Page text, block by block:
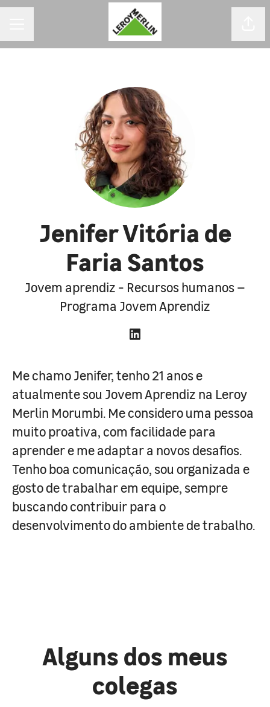
Jenifer Vitória de
Faria Santos
Jovem aprendiz - Recursos humanos –
Programa Jovem Aprendiz
Me chamo Jenifer, tenho 21 anos e
atualmente sou Jovem Aprendiz na Leroy
Merlin Morumbi. Me considero uma pessoa
muito proativa, com facilidade para
aprender e me adaptar a novos desafios.
Tenho boa comunicação, sou organizada e
gosto de trabalhar em equipe, sempre
buscando contribuir para o
desenvolvimento do ambiente de trabalho.
Alguns dos meus
colegas